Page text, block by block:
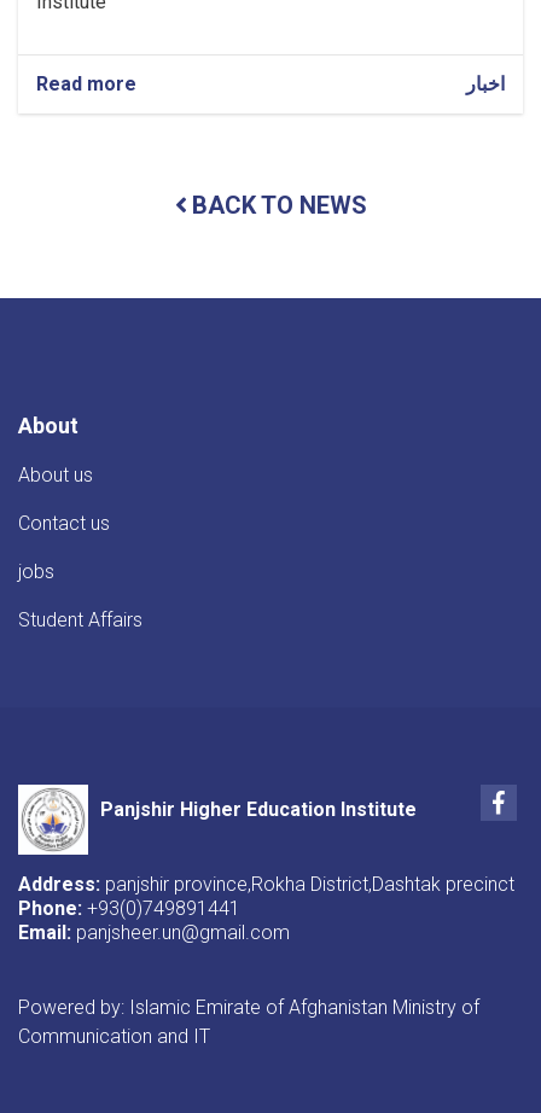
Read more اخبار
BACK TO NEWS
About
About us
Contact us
jobs
Student Affairs
Panjshir Higher Education Institute
Address: panjshir province,Rokha District,Dashtak precinct
Phone: +93(0)749891441
Email: panjsheer.un@gmail.com
Powered by: Islamic Emirate of Afghanistan Ministry of
Communication and IT